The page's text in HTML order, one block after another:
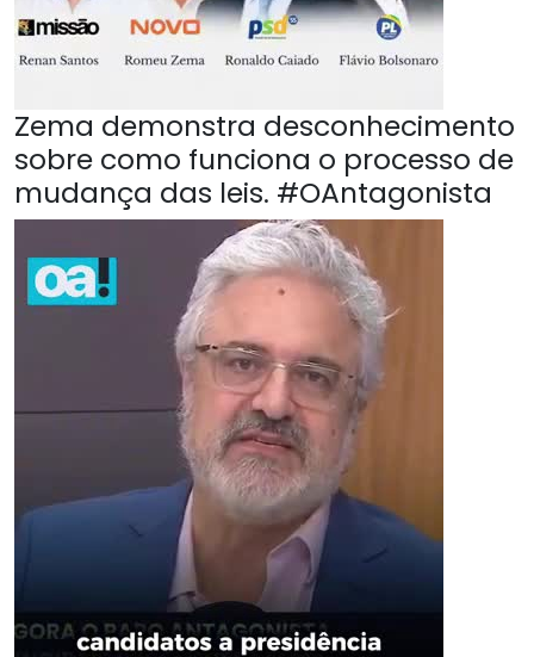
Zema demonstra desconhecimento
sobre como funciona o processo de
mudança das leis. #OAntagonista